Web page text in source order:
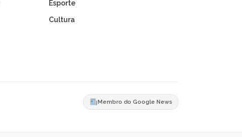
Esporte
Cultura
Membro do Google News